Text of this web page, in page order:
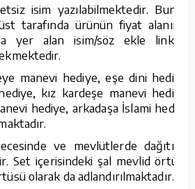
isim yazılabilmektedir. Bunun
tarafında ürünün fiyat alanının
yer alan isim/söz ekle linkine
manevi hediye, eşe dini hediye,
kız kardeşe manevi hediye,
hediye, arkadaşa İslami hediye
ve mevlütlerde dağıtılan
Set içerisindeki şal mevlid örtüsü
olarak da adlandırılmaktadır.